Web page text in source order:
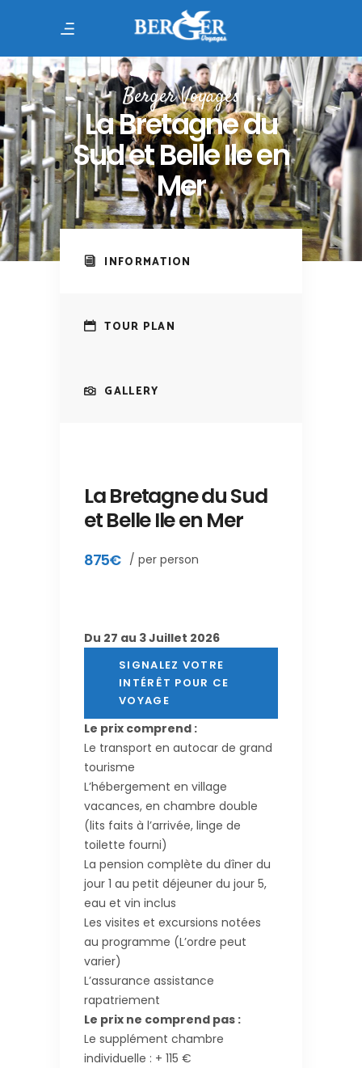
Berger Voyages
La Bretagne du
Sud et Belle Ile en
Mer
INFORMATION
TOUR PLAN
GALLERY
La Bretagne du Sud
et Belle Ile en Mer
875€ / per person
Du 27 au 3 Juillet 2026
SIGNALEZ VOTRE
INTÉRÊT POUR CE
VOYAGE
Le prix comprend :
Le transport en autocar de grand
tourisme
L’hébergement en village
vacances, en chambre double
(lits faits à l’arrivée, linge de
toilette fourni)
La pension complète du dîner du
jour 1 au petit déjeuner du jour 5,
eau et vin inclus
Les visites et excursions notées
au programme (L’ordre peut
varier)
L’assurance assistance
rapatriement
Le prix ne comprend pas :
Le supplément chambre
individuelle : + 115 €